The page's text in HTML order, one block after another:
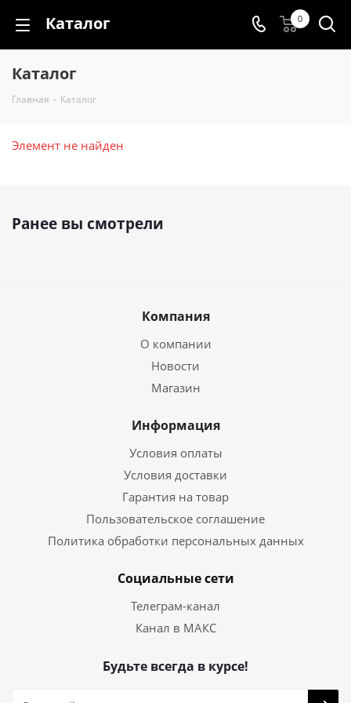
Каталог 0
Каталог
Главная - Каталог
Элемент не найден
Ранее вы смотрели
Компания
О компании
Новости
Магазин
Информация
Условия оплаты
Условия доставки
Гарантия на товар
Пользовательское соглашение
Политика обработки персональных данных
Социальные сети
Телеграм-канал
Канал в МАКС
Будьте всегда в курсе!